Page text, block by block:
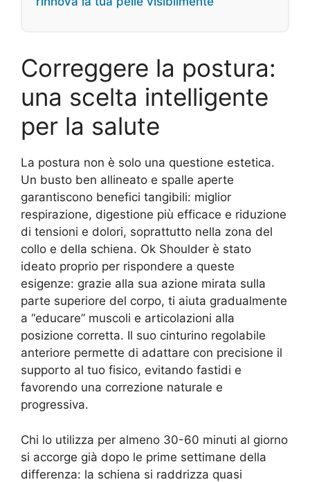
Correggere la postura:
una scelta intelligente
per la salute
La postura non è solo una questione estetica.
Un busto ben allineato e spalle aperte
garantiscono benefici tangibili: miglior
respirazione, digestione più efficace e riduzione
di tensioni e dolori, soprattutto nella zona del
collo e della schiena. Ok Shoulder è stato
ideato proprio per rispondere a queste
esigenze: grazie alla sua azione mirata sulla
parte superiore del corpo, ti aiuta gradualmente
a “educare” muscoli e articolazioni alla
posizione corretta. Il suo cinturino regolabile
anteriore permette di adattare con precisione il
supporto al tuo fisico, evitando fastidi e
favorendo una correzione naturale e
progressiva.
Chi lo utilizza per almeno 30-60 minuti al giorno
si accorge già dopo le prime settimane della
differenza: la schiena si raddrizza quasi